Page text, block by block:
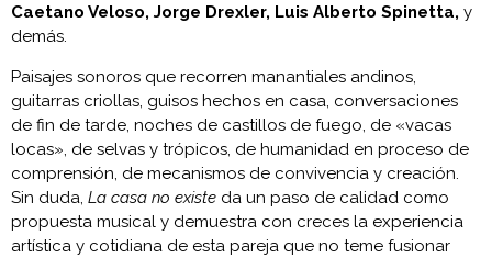
Caetano Veloso, Jorge Drexler, Luis Alberto Spinetta, y
demás.
Paisajes sonoros que recorren manantiales andinos,
guitarras criollas, guisos hechos en casa, conversaciones
de fin de tarde, noches de castillos de fuego, de «vacas
locas», de selvas y trópicos, de humanidad en proceso de
comprensión, de mecanismos de convivencia y creación.
Sin duda, La casa no existe da un paso de calidad como
propuesta musical y demuestra con creces la experiencia
artística y cotidiana de esta pareja que no teme fusionar